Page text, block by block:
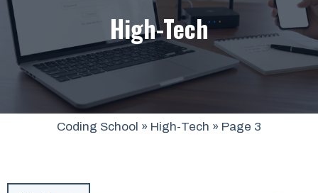
High-Tech
Coding School » High-Tech » Page 3